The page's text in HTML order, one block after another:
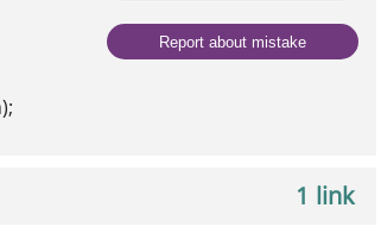
Report about mistake
1 link